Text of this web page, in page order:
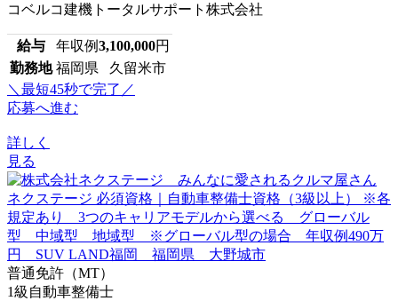
コベルコ建機トータルサポート株式会社
給与 年収例3,100,000円
勤務地 福岡県 久留米市
＼最短45秒で完了／
応募へ進む
詳しく
見る
普通免許（MT）
1級自動車整備士